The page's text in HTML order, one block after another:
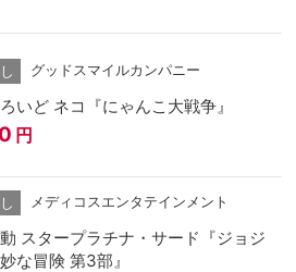
グッドスマイルカンパニー
いど ネコ『にゃんこ大戦争』
円
メディコスエンタテインメント
スタープラチナ・サード『ジョジ
な冒険 第3部』